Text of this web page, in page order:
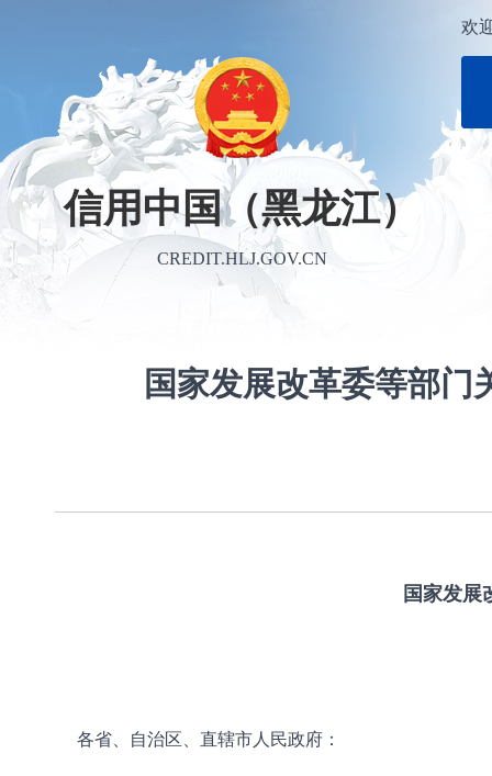
信用中国（黑龙江）
CREDIT.HLJ.GOV.CN
欢
国家发展改革委等部门
国家发展
各省、自治区、直辖市人民政府：